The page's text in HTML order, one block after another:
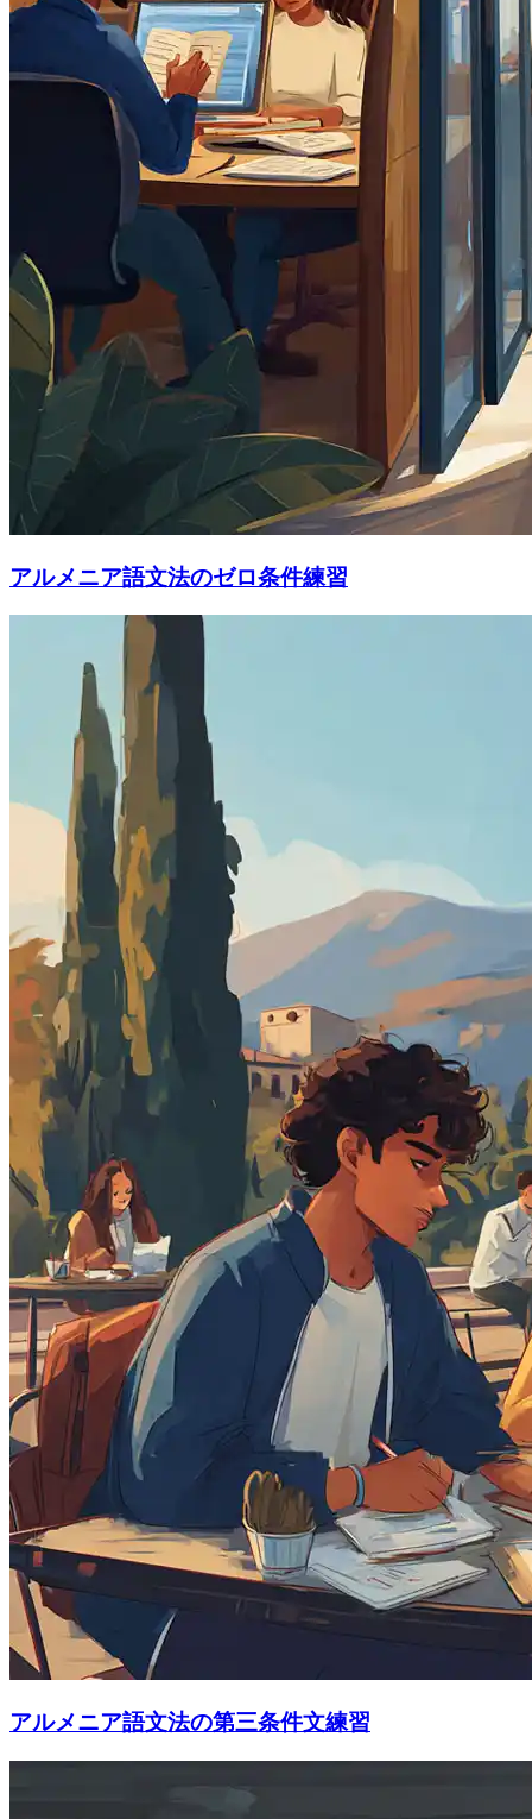
アルメニア語文法のゼロ条件練習
アルメニア語文法の第三条件文練習